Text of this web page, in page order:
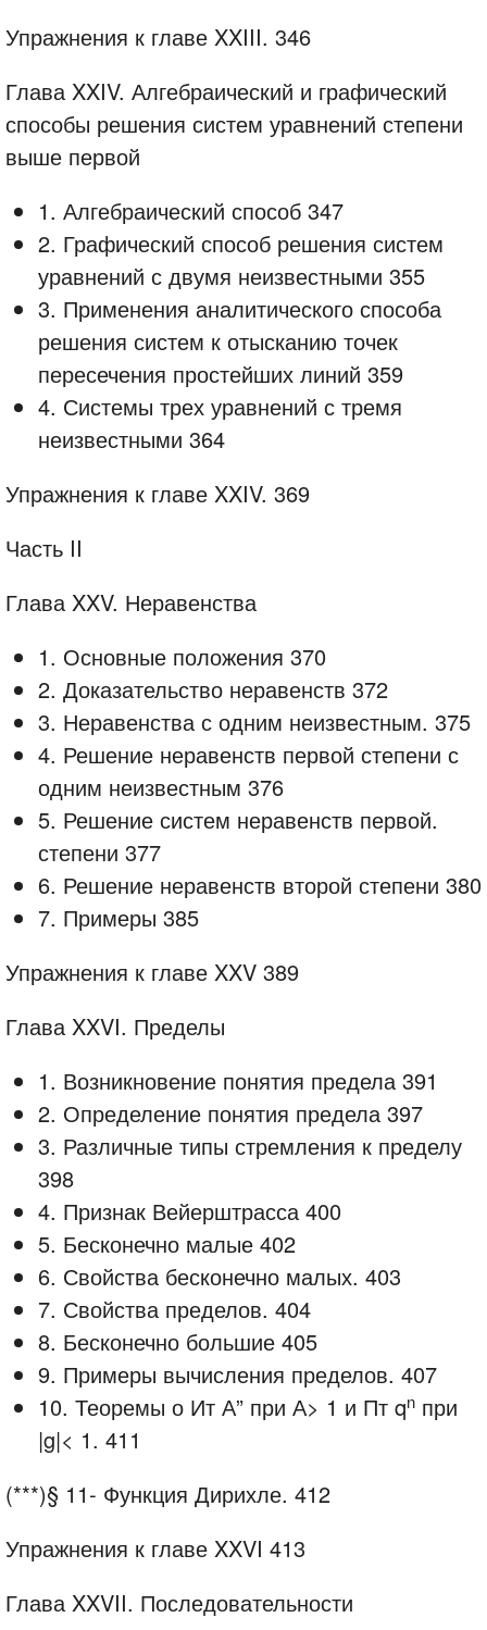
Упражнения к главе XXIII. 346
Глава XXIV. Алгебраический и графический
способы решения систем уравнений степени
выше первой
1. Алгебраический способ 347
2. Графический способ решения систем
уравнений с двумя неизвестными 355
3. Применения аналитического способа
решения систем к отысканию точек
пересечения простейших линий 359
4. Системы трех уравнений с тремя
неизвестными 364
Упражнения к главе XXIV. 369
Часть II
Глава XXV. Неравенства
1. Основные положения 370
2. Доказательство неравенств 372
3. Неравенства с одним неизвестным. 375
4. Решение неравенств первой степени с
одним неизвестным 376
5. Решение систем неравенств первой.
степени 377
6. Решение неравенств второй степени 380
7. Примеры 385
Упражнения к главе XXV 389
Глава XXVI. Пределы
1. Возникновение понятия предела 391
2. Определение понятия предела 397
3. Различные типы стремления к пределу
398
4. Признак Вейерштрасса 400
5. Бесконечно малые 402
6. Свойства бесконечно малых. 403
7. Свойства пределов. 404
8. Бесконечно большие 405
9. Примеры вычисления пределов. 407
10. Теоремы о Ит А” при А> 1 и Пт qn при
|g|< 1. 411
(***)§ 11- Функция Дирихле. 412
Упражнения к главе XXVI 413
Глава XXVII. Последовательности